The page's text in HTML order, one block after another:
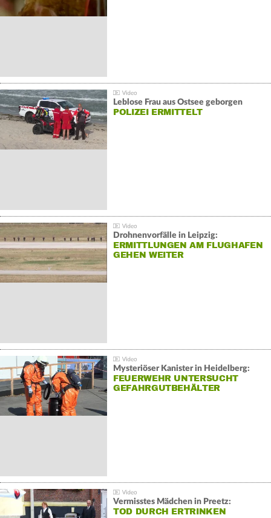
Leblose Frau aus Ostsee geborgen
POLIZEI ERMITTELT
Drohnenvorfälle in Leipzig:
ERMITTLUNGEN AM FLUGHAFEN
GEHEN WEITER
Mysteriöser Kanister in Heidelberg:
FEUERWEHR UNTERSUCHT
GEFAHRGUTBEHÄLTER
Vermisstes Mädchen in Preetz:
TOD DURCH ERTRINKEN